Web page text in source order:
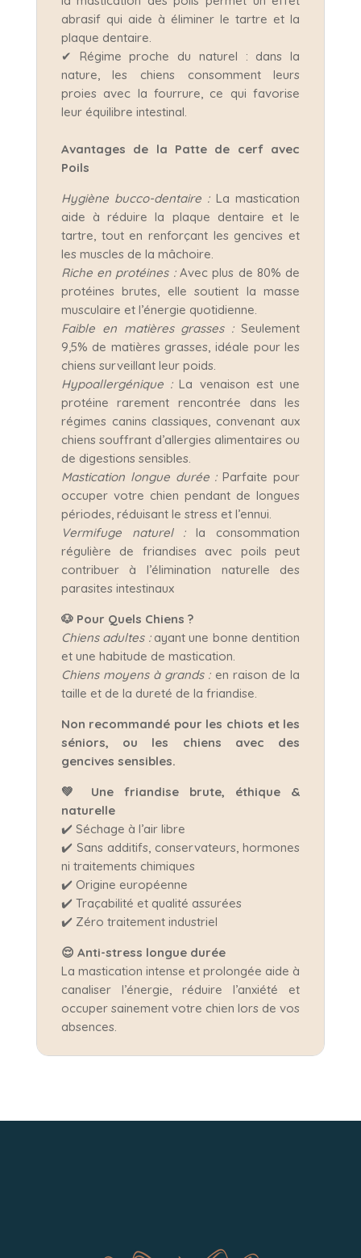
abrasif qui aide à éliminer le tartre et la
plaque dentaire.
✔ Régime proche du naturel : dans la
nature, les chiens consomment leurs
proies avec la fourrure, ce qui favorise
leur équilibre intestinal.
Avantages de la Patte de cerf avec
Poils
Hygiène bucco-dentaire :La mastication
aide à réduire la plaque dentaire et le
tartre, tout en renforçant les gencives et
les muscles de la mâchoire.​
Riche en protéines : Avec plus de 80% de
protéines brutes, elle soutient la masse
musculaire et l’énergie quotidienne.​
Faible en matières grasses :Seulement
9,5% de matières grasses, idéale pour les
chiens surveillant leur poids.​
Hypoallergénique :La venaison est une
protéine rarement rencontrée dans les
régimes canins classiques, convenant aux
chiens souffrant d’allergies alimentaires ou
de digestions sensibles.​
Mastication longue durée :Parfaite pour
occuper votre chien pendant de longues
périodes, réduisant le stress et l’ennui.
Vermifuge naturel :la consommation
régulière de friandises avec poils peut
contribuer à l’élimination naturelle des
parasites intestinaux
🐶 Pour Quels Chiens ?
Chiens adultes :ayant une bonne dentition
et une habitude de mastication.​
Chiens moyens à grands :en raison de la
taille et de la dureté de la friandise.​
Non recommandé pour les chiots et les
séniors, ou les chiens avec des
gencives sensibles.
💚 Une friandise brute, éthique &
naturelle
✔️ Séchage à l’air libre
✔️ Sans additifs, conservateurs, hormones
ni traitements chimiques
✔️ Origine européenne
✔️ Traçabilité et qualité assurées
✔️ Zéro traitement industriel
😌 Anti-stress longue durée
La mastication intense et prolongée aide à
canaliser l’énergie, réduire l’anxiété et
occuper sainement votre chien lors de vos
absences.